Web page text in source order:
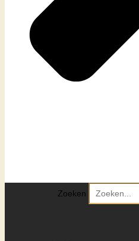
Zoeken